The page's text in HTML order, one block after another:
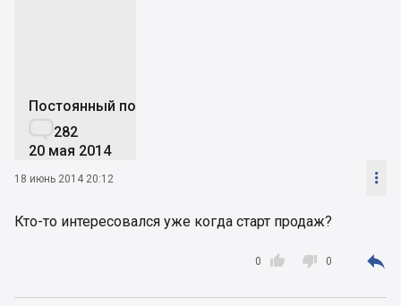
Постоянный пользователь
282
20 мая 2014
18 июнь 2014 20:12 
Кто-то интересовался уже когда старт продаж?

0  0 